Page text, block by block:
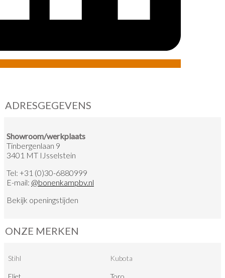
ADRESGEGEVENS
Showroom/werkplaats
Tinbergenlaan 9
3401 MT IJsselstein
Tel: +31 (0)30-6880999
E-mail: @bonenkampbv.nl
Bekijk openingstijden
ONZE MERKEN
Stihl Kubota
Eliet Toro